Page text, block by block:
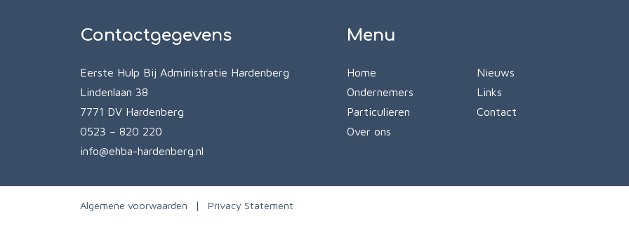
Contactgegevens
Eerste Hulp Bij Administratie Hardenberg
Lindenlaan 38
7771 DV Hardenberg
0523 – 820 220
info@ehba-hardenberg.nl
Menu
Home
Ondernemers
Particulieren
Over ons
Nieuws
Links
Contact
Algemene voorwaarden Privacy Statement